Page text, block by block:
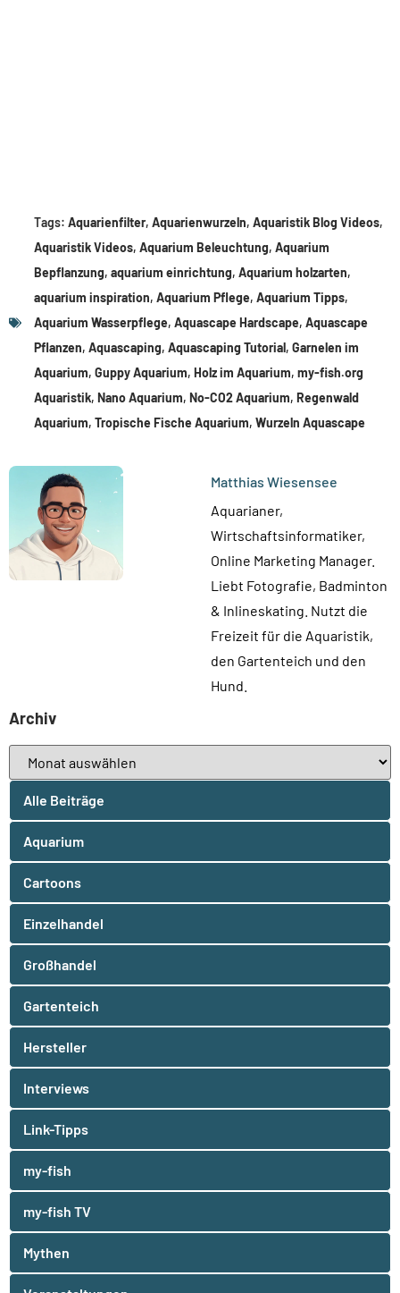
Tags: Aquarienfilter, Aquarienwurzeln, Aquaristik Blog Videos,
Aquaristik Videos, Aquarium Beleuchtung, Aquarium
Bepflanzung, aquarium einrichtung, Aquarium holzarten,
aquarium inspiration, Aquarium Pflege, Aquarium Tipps,
Aquarium Wasserpflege, Aquascape Hardscape, Aquascape
Pflanzen, Aquascaping, Aquascaping Tutorial, Garnelen im
Aquarium, Guppy Aquarium, Holz im Aquarium, my-fish.org
Aquaristik, Nano Aquarium, No-CO2 Aquarium, Regenwald
Aquarium, Tropische Fische Aquarium, Wurzeln Aquascape
Matthias Wiesensee
Aquarianer,
Wirtschaftsinformatiker,
Online Marketing Manager.
Liebt Fotografie, Badminton
& Inlineskating. Nutzt die
Freizeit für die Aquaristik,
den Gartenteich und den
Hund.
Archiv
Alle Beiträge
Aquarium
Cartoons
Einzelhandel
Großhandel
Gartenteich
Hersteller
Interviews
Link-Tipps
my-fish
my-fish TV
Mythen